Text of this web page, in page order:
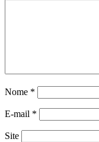
Nome *
E-mail *
Site